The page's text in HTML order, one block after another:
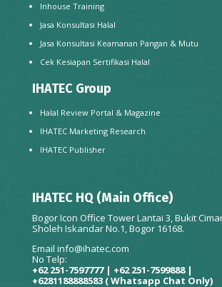
Inhouse Training
Jasa Konsultasi Halal
Jasa Konsultasi Keamanan Pangan & Mutu
Cek Kesiapan Sertifikasi Halal
IHATEC Group
Halal Review Portal & Magazine
IHATEC Marketing Research
IHATEC Publisher
IHATEC HQ (Main Office)
Bogor Icon Office Tower Lantai 3, Bukit
Sholeh Iskandar No.1, Bogor 16168.
Email info@ihatec.com
No Telp:
+62 251-7597777 | +62 251-7599888 |
+6281188888583 ( Whatsapp Chat Only)